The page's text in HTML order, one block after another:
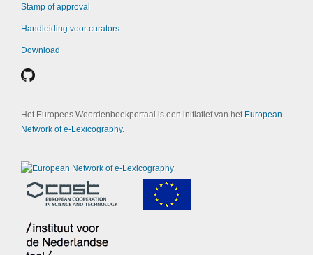
Stamp of approval
Handleiding voor curators
Download
Het Europees Woordenboekportaal is een initiatief van het European
Network of e-Lexicography.